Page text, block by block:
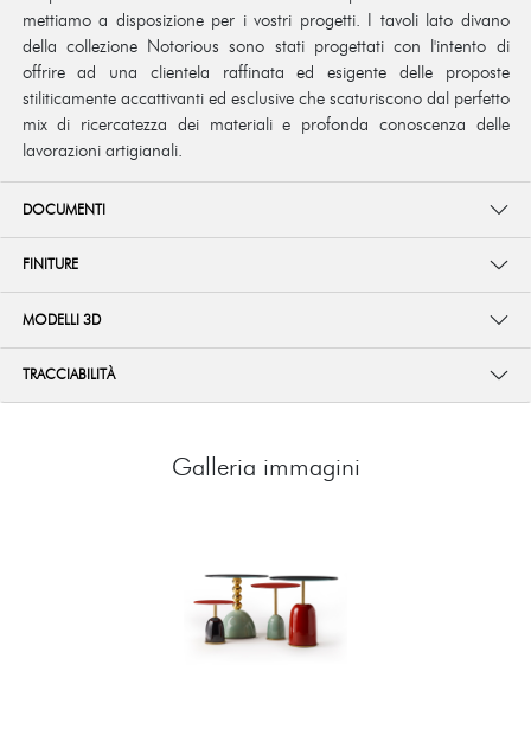
mettiamo a disposizione per i vostri progetti. I tavoli lato divano
della collezione Notorious sono stati progettati con l'intento di
offrire ad una clientela raffinata ed esigente delle proposte
stiliticamente accattivanti ed esclusive che scaturiscono dal perfetto
mix di ricercatezza dei materiali e profonda conoscenza delle
lavorazioni artigianali.
DOCUMENTI
FINITURE
MODELLI 3D
TRACCIABILITÀ
Galleria immagini